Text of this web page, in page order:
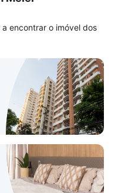
encontrar o imóvel dos